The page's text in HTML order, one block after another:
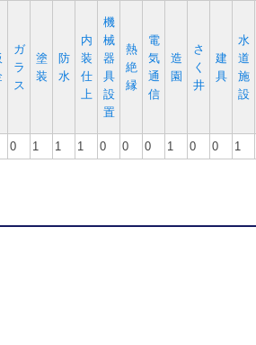
ガ
ラ
ス
塗
装
防
水
内
装
仕
上
機
械
器
具
設
置
熱
絶
縁
電
気
通
信
造
園
さ
く
井
建
具
水
道
施
設
0 1 1 1 0 0 0 1 0 0 1